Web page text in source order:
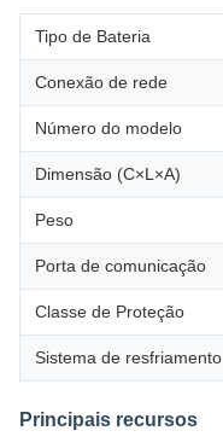
Tipo de Bateria
Conexão de rede
Número do modelo
Dimensão (C×L×A)
Peso
Porta de comunicação
Classe de Proteção
Sistema de resfriamento
Principais recursos